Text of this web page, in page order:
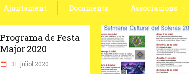
Ajuntament Documents Associacions
Programa de Festa
Major 2020
31. juliol 2020